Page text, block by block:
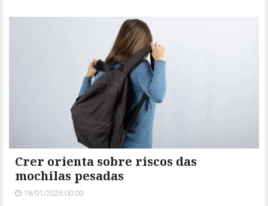
Crer orienta sobre riscos das
mochilas pesadas
19/01/2026 00:00